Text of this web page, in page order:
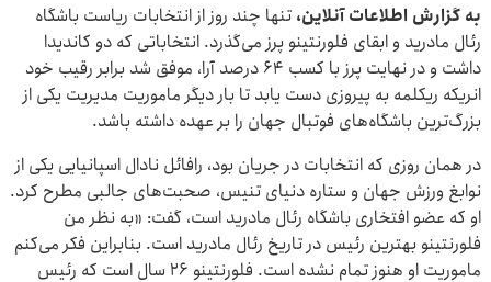
به گزارش اطلاعات آنلاین، تنها چند روز از انتخابات ریاست باشگاه
رئال مادرید و ابقای فلورنتینو پرز می‌گذرد. انتخاباتی که دو کاندیدا
داشت و در نهایت پرز با کسب ۶۴ درصد آرا، موفق شد برابر رقیب خود
انریکه ریکلمه به پیروزی دست یابد تا بار دیگر ماموریت مدیریت یکی از
بزرگ‌ترین باشگاه‌های فوتبال جهان را بر عهده داشته باشد.
در همان روزی که انتخابات در جریان بود، رافائل نادال اسپانیایی یکی از
نوابغ ورزش جهان و ستاره دنیای تنیس، صحبت‌های جالبی مطرح کرد.
او که عضو افتخاری باشگاه رئال مادرید است، گفت: «به نظر من
فلورنتینو بهترین رئیس در تاریخ رئال مادرید است. بنابراین فکر می‌کنم
ماموریت او هنوز تمام نشده است. فلورنتینو ۲۶ سال است که رئیس